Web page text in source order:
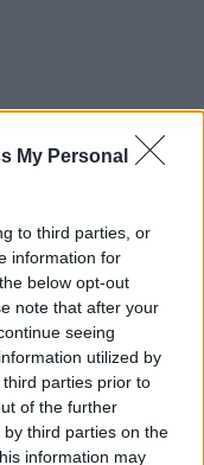
My Personal
to third parties, or
information for
below opt-out
note that after your
seeing
utilized by
parties prior to
of the further
third parties on the
information may